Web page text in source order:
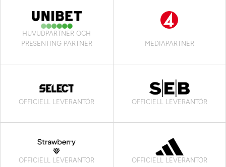
HUVUDPARTNER OCH
PRESENTING PARTNER
MEDIAPARTNER
OFFICIELL LEVERANTÖR OFFICIELL LEVERANTÖR
OFFICIELL LEVERANTÖR OFFICIELL LEVERANTÖR